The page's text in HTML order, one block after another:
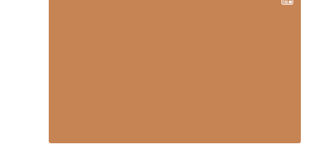
vyšetrovacej komisie pre Medžugorje, bežne